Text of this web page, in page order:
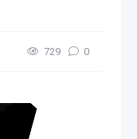
729 0